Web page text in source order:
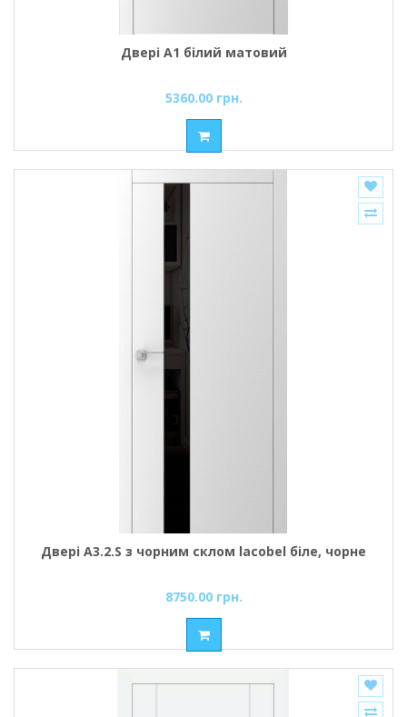
Двері A1 білий матовий
5360.00 грн.
Двері A3.2.S з чорним склом lacobel біле, чорне
8750.00 грн.